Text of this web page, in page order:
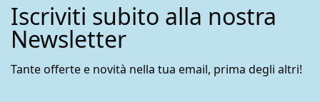
Iscriviti subito alla nostra
Newsletter
Tante offerte e novità nella tua email, prima degli altri!